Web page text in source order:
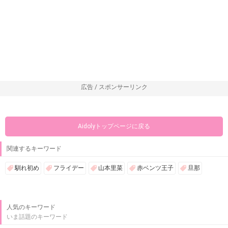
広告 / スポンサーリンク
Aidolyトップページに戻る
関連するキーワード
馴れ初め フライデー 山本里菜 赤ベンツ王子 旦那
人気のキーワード
いま話題のキーワード